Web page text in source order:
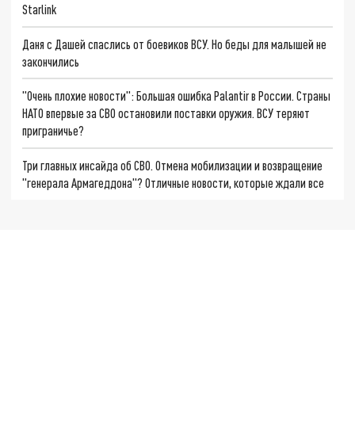
Starlink
Даня с Дашей спаслись от боевиков ВСУ. Но беды для малышей не
закончились
"Очень плохие новости": Большая ошибка Palantir в России. Страны
НАТО впервые за СВО остановили поставки оружия. ВСУ теряют
приграничье?
Три главных инсайда об СВО. Отмена мобилизации и возвращение
"генерала Армагеддона"? Отличные новости, которые ждали все